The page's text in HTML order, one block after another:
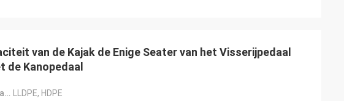
van de Kajak de Enige Seater van het Visserijpedaal
de Kanopedaal
Het Materiaal van Hull:
LLDPE, HDPE